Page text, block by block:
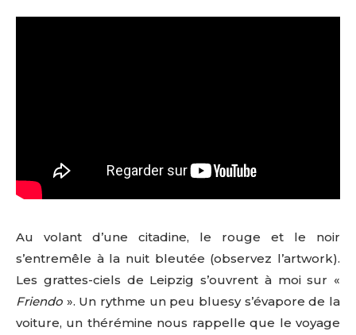
Au volant d’une citadine, le rouge et le noir
s’entremêle à la nuit bleutée (observez l’artwork).
Les grattes-ciels de Leipzig s’ouvrent à moi sur «
Friendo ». Un rythme un peu bluesy s’évapore de la
voiture, un thérémine nous rappelle que le voyage